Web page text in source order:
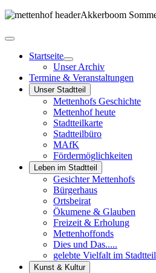
Startseite
Unser Archiv
Termine & Veranstaltungen
Unser Stadtteil
Mettenhofs Geschichte
Mettenhof heute
Stadtteilkarte
Stadtteilbüro
MAfK
Fördermöglichkeiten
Leben im Stadtteil
Gesichter Mettenhofs
Bürgerhaus
Ortsbeirat
Ökumene & Glauben
Freizeit & Erholung
Mettenhoffonds
Dies und Das.....
gelebte Vielfalt im Stadtteil
Kunst & Kultur